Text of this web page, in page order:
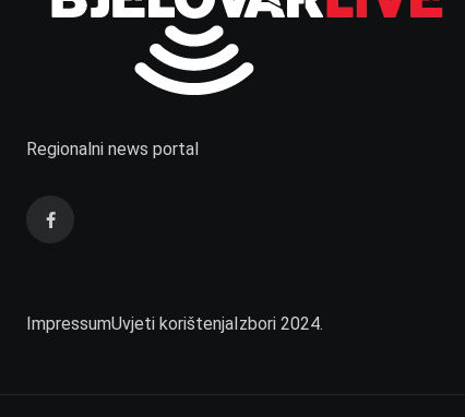
Regionalni news portal
ImpressumUvjeti korištenja Izbori 2024.